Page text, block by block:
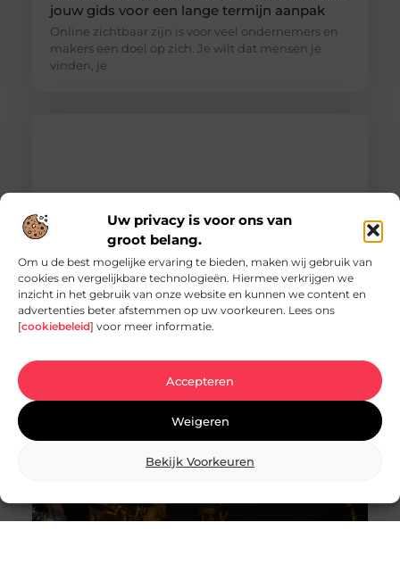
Uw privacy is voor ons van
groot belang.
Om u de best mogelijke ervaring te bieden, maken wij gebruik van
cookies en vergelijkbare technologieën. Hiermee verkrijgen we
inzicht in het gebruik van onze website en kunnen we content en
advertenties beter afstemmen op uw voorkeuren. Lees ons
[cookiebeleid] voor meer informatie.
Accepteren
Weigeren
Bekijk Voorkeuren
jouw gids voor een lange termijn aanpak
Online zichtbaar zijn is voor veel ondernemers en
makers een doel op zich. Je wilt dat mensen je
vinden, je
Vacature hovenier in Ermelo: een uniek
carrièrepad in het groen
groene sector? Dan is de vacature hovenier in
Ermelo wellicht precies wat